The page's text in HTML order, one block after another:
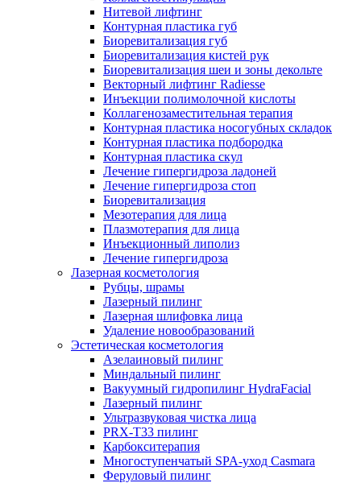
Нитевой лифтинг
Контурная пластика губ
Биоревитализация губ
Биоревитализация кистей рук
Биоревитализация шеи и зоны декольте
Векторный лифтинг Radiesse
Инъекции полимолочной кислоты
Коллагенозаместительная терапия
Контурная пластика носогубных складок
Контурная пластика подбородка
Контурная пластика скул
Лечение гипергидроза ладоней
Лечение гипергидроза стоп
Биоревитализация
Мезотерапия для лица
Плазмотерапия для лица
Инъекционный липолиз
Лечение гипергидроза
Лазерная косметология
Рубцы, шрамы
Лазерный пилинг
Лазерная шлифовка лица
Удаление новообразований
Эстетическая косметология
Азелаиновый пилинг
Миндальный пилинг
Вакуумный гидропилинг HydraFacial
Лазерный пилинг
Ультразвуковая чистка лица
PRX-T33 пилинг
Карбокситерапия
Многоступенчатый SPA-уход Сasmara
Феруловый пилинг